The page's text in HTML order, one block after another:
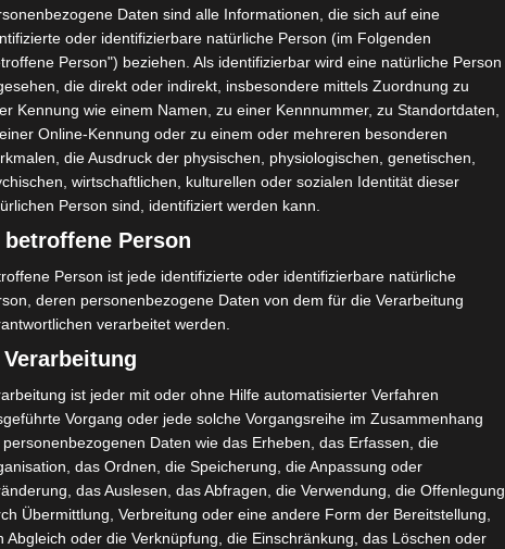
lehnt Eilverfahren ab – AS
2 zu
Sportive Kairouanaise (JSK),Olympique de Béja (OB)
Sportgerichtshof (TAS) den von AS Soliman
Daten sind alle Informationen, die sich auf eine
oder identifizierbare natürliche Person (im Folgenden
Person") beziehen. Als identifizierbar wird eine natürliche Person
die direkt oder indirekt, insbesondere mittels Zuordnung zu
Kennung wie einem Namen, zu einer Kennnummer, zu Standortdaten,
Online-Kennung oder zu einem oder mehreren besonderen
die Ausdruck der physischen, physiologischen, genetischen,
wirtschaftlichen, kulturellen oder sozialen Identität dieser
Person sind, identifiziert werden kann.
betroffene Person
Person ist jede identifizierte oder identifizierbare natürliche
deren personenbezogene Daten von dem für die Verarbeitung
verarbeitet werden.
ist jeder mit oder ohne Hilfe automatisierter Verfahren
Vorgang oder jede solche Vorgangsreihe im Zusammenhang
personenbezogenen Daten wie das Erheben, das Erfassen, die
das Ordnen, die Speicherung, die Anpassung oder
das Auslesen, das Abfragen, die Verwendung, die Offenlegung
Übermittlung, Verbreitung oder eine andere Form der Bereitstellung,
Abgleich oder die Verknüpfung, die Einschränkung, das Löschen oder